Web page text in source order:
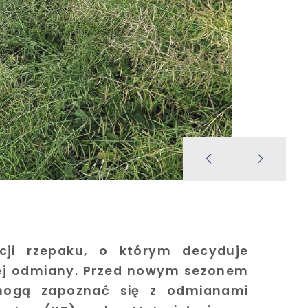
rzepaku, o którym decyduje
Przed nowym sezonem
zapoznać się z odmianami